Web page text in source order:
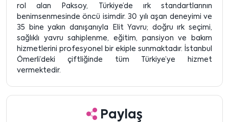
rol alan Paksoy, Türkiye’de ırk standartlarının
benimsenmesinde öncü isimdir. 30 yılı aşan deneyimi ve
35 bine yakın danışanıyla Elit Yavru; doğru ırk seçimi,
sağlıklı yavru sahiplenme, eğitim, pansiyon ve bakım
hizmetlerini profesyonel bir ekiple sunmaktadır. İstanbul
Ömerli’deki çiftliğinde tüm Türkiye’ye hizmet
vermektedir.
Paylaş